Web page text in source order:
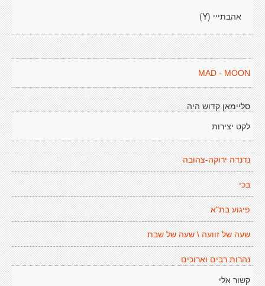
אהבתייי (Y)
MAD - MOON
סליימאן קדוש היה
לקט יצירות
נדנדה ירוקה-צהובה
בכי
פיגוע בת"א
שעה של זוועה \ שעה של שבת
נהרות רבים וארוכים
קשור אלי